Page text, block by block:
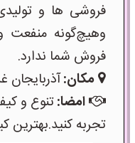
فروشی ها و
وهیچ‌گونه منفعت
فروش شما ندارد.
مکان:آذربایجان
امضا:تنوع و
تجربه کنید.بهترین